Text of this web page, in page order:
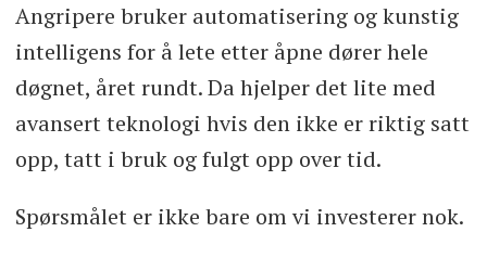
Angripere bruker automatisering og kunstig
intelligens for å lete etter åpne dører hele
døgnet, året rundt. Da hjelper det lite med
avansert teknologi hvis den ikke er riktig satt
opp, tatt i bruk og fulgt opp over tid.
Spørsmålet er ikke bare om vi investerer nok.